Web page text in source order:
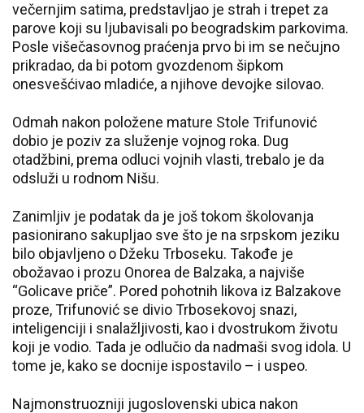
večernjim satima, predstavljao je strah i trepet za
parove koji su ljubavisali po beogradskim parkovima.
Posle višečasovnog praćenja prvo bi im se nečujno
prikradao, da bi potom gvozdenom šipkom
onesvešćivao mladiće, a njihove devojke silovao.
Odmah nakon položene mature Stole Trifunović
dobio je poziv za služenje vojnog roka. Dug
otadžbini, prema odluci vojnih vlasti, trebalo je da
odsluži u rodnom Nišu.
Zanimljiv je podatak da je još tokom školovanja
pasionirano sakupljao sve što je na srpskom jeziku
bilo objavljeno o Džeku Trboseku. Takođe je
obožavao i prozu Onorea de Balzaka, a najviše
“Golicave priče”. Pored pohotnih likova iz Balzakove
proze, Trifunović se divio Trbosekovoj snazi,
inteligenciji i snalažljivosti, kao i dvostrukom životu
koji je vodio. Tada je odlučio da nadmaši svog idola. U
tome je, kako se docnije ispostavilo – i uspeo.
Najmonstruozniji jugoslovenski ubica nakon